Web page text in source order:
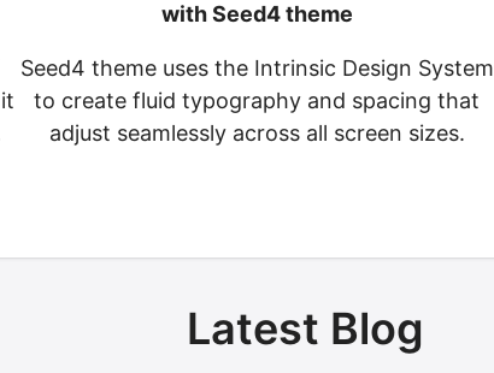
with Seed4 theme
Seed4 theme uses the Intrinsic Design System
to create fluid typography and spacing that
adjust seamlessly across all screen sizes.
Latest Blog